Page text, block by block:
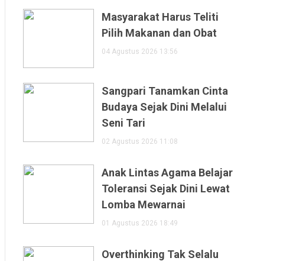
Masyarakat Harus Teliti
Pilih Makanan dan Obat
04 Agustus 2026 13:56
Sangpari Tanamkan Cinta
Budaya Sejak Dini Melalui
Seni Tari
02 Agustus 2026 11:08
Anak Lintas Agama Belajar
Toleransi Sejak Dini Lewat
Lomba Mewarnai
01 Agustus 2026 18:49
Overthinking Tak Selalu